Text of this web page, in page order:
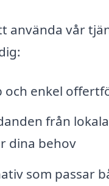
använda vår
och enkel
från
dina behov
som passar